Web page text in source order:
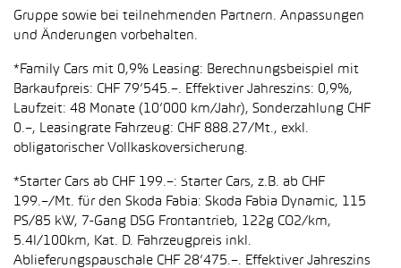
Gruppe sowie bei teilnehmenden Partnern. Anpassungen
und Änderungen vorbehalten.
*Family Cars mit 0,9% Leasing: Berechnungsbeispiel mit
Barkaufpreis: CHF 79’545.–. Effektiver Jahreszins: 0,9%,
Laufzeit: 48 Monate (10’000 km/Jahr), Sonderzahlung CHF
0.–, Leasingrate Fahrzeug: CHF 888.27/Mt., exkl.
obligatorischer Vollkaskoversicherung.
*Starter Cars ab CHF 199.–: Starter Cars, z.B. ab CHF
199.–/Mt. für den Skoda Fabia: Skoda Fabia Dynamic, 115
PS/85 kW, 7-Gang DSG Frontantrieb, 122g CO2/km,
5.4l/100km, Kat. D. Fahrzeugpreis inkl.
Ablieferungspauschale CHF 28’475.–. Effektiver Jahreszins